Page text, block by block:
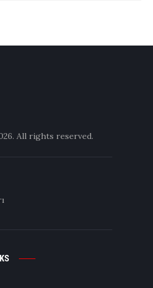
All rights reserved.